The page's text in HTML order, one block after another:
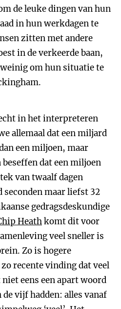
de leuke dingen van hun
in hun werkdagen te
zitten met andere
in de verkeerde baan,
om hun situatie te
in het interpreteren
allemaal dat een miljard
een miljoen, maar
dat een miljoen
van twaalf dagen
seconden maar liefst 32
gedragsdeskundige
Heathkomt dit voor
veel sneller is
Zo is hogere
recente vinding dat veel
eens een apart woord
vijf hadden: alles vanaf